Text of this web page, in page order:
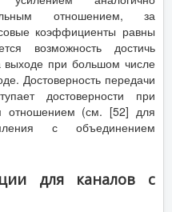
отношением, за
коэффициенты равны
возможность достичь
выходе при большом числе
Достоверность передачи
достоверности при
отношением (см. [52] для
с объединением
для каналов с